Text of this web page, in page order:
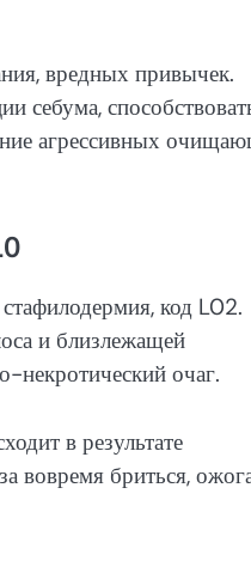
вредных привычек.
себума,
агрессивных
код L02.
и близлежащей
некротический очаг.
в результате
вовремя бриться,